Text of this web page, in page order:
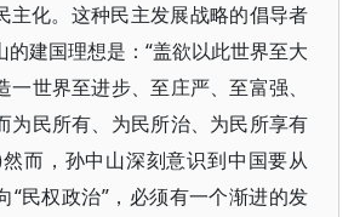
主化。这种民主发展战略的倡导者
的建国理想是：“盖欲以此世界至大
世界至进步、至庄严、至富强、
为民所有、为民所治、为民所享有
而，孙中山深刻意识到中国要从
“民权政治”，必须有一个渐进的发